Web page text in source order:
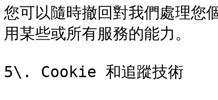
您可以隨時撤回對我們處理您
用某些或所有服務的能力。
5\. Cookie 和追蹤技術